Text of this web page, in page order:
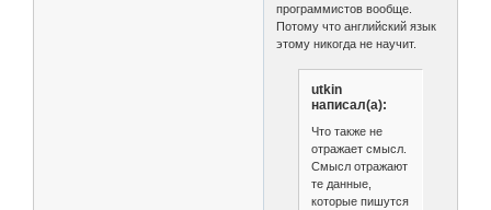
программистов вообще.
Потому что английский язык
этому никогда не научит.
utkin
написал(а):
Что также не
отражает смысл.
Смысл отражают
те данные,
которые пишутся